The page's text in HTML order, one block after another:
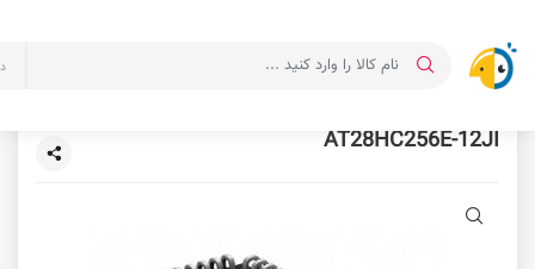
AT28HC256E-12JI